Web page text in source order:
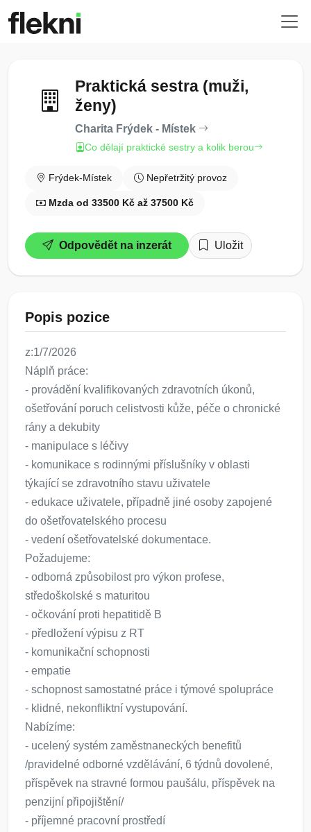
Praktická sestra (muži,
ženy)
Charita Frýdek - Místek
Co dělají praktické sestry a kolik berou
Frýdek-Místek Nepřetržitý provoz
Mzda od 33500 Kč až 37500 Kč
Odpovědět na inzerát Uložit
Popis pozice
z:1/7/2026
Náplň práce:
- provádění kvalifikovaných zdravotních úkonů,
ošetřování poruch celistvosti kůže, péče o chronické
rány a dekubity
- manipulace s léčivy
- komunikace s rodinnými příslušníky v oblasti
týkající se zdravotního stavu uživatele
- edukace uživatele, případně jiné osoby zapojené
do ošetřovatelského procesu
- vedení ošetřovatelské dokumentace.
Požadujeme:
- odborná způsobilost pro výkon profese,
středoškolské s maturitou
- očkování proti hepatitidě B
- předložení výpisu z RT
- komunikační schopnosti
- empatie
- schopnost samostatné práce i týmové spolupráce
- klidné, nekonfliktní vystupování.
Nabízíme:
- ucelený systém zaměstnaneckých benefitů
/pravidelné odborné vzdělávání, 6 týdnů dovolené,
příspěvek na stravné formou paušálu, příspěvek na
penzijní připojištění/
- příjemné pracovní prostředí